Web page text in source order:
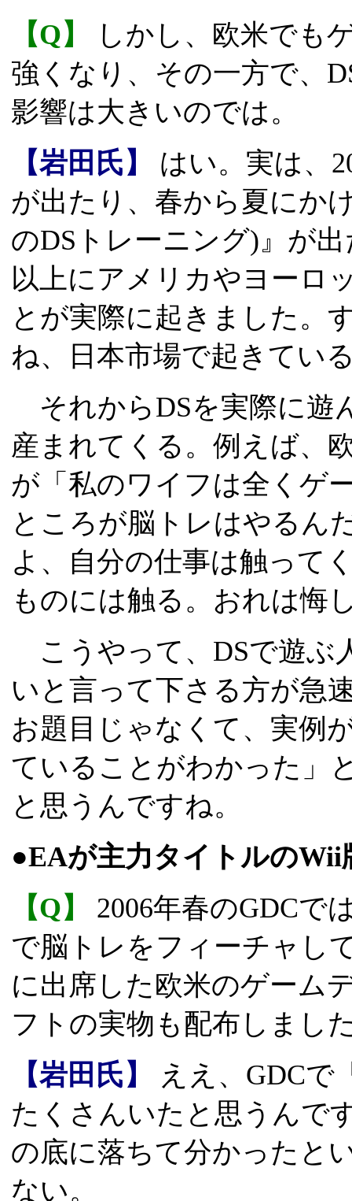
【Q】
しかし、欧米でも
強くなり、その一方で、
影響は大きいのでは。
【岩田氏】
はい。実は、
が出たり、春から夏にか
のDSトレーニング)』が
以上にアメリカやヨーロ
とが実際に起きました。
ね、日本市場で起きてい
それからDSを実際に遊
産まれてくる。例えば、
が「私のワイフは全くゲ
ところが脳トレはやるん
よ、自分の仕事は触って
ものには触る。おれは悔
こうやって、DSで遊ぶ
いと言って下さる方が急
お題目じゃなくて、実例
ていることがわかった」
と思うんですね。
●EAが主力タイトルの
【Q】
2006年春のGDCで
で脳トレをフィーチャし
に出席した欧米のゲーム
フトの実物も配布しまし
【岩田氏】
ええ、GDCで
たくさんいたと思うんで
の底に落ちて分かったと
ない。